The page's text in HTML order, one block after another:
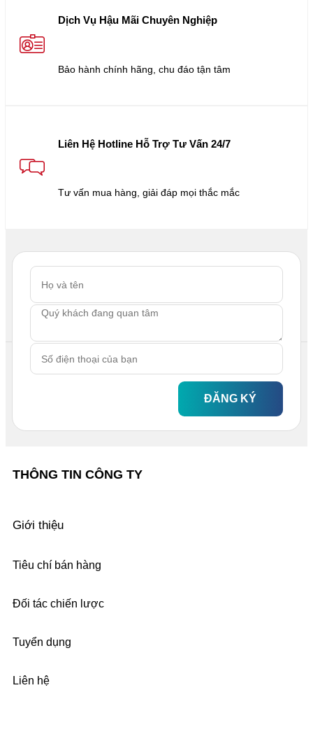
Dịch Vụ Hậu Mãi Chuyên Nghiệp
Bảo hành chính hãng, chu đáo tận tâm
Liên Hệ Hotline Hỗ Trợ Tư Vấn 24/7
Tư vấn mua hàng, giải đáp mọi thắc mắc
ĐĂNG KÝ
THÔNG TIN CÔNG TY
Giới thiệu
Tiêu chí bán hàng
Đối tác chiến lược
Tuyển dụng
Liên hệ